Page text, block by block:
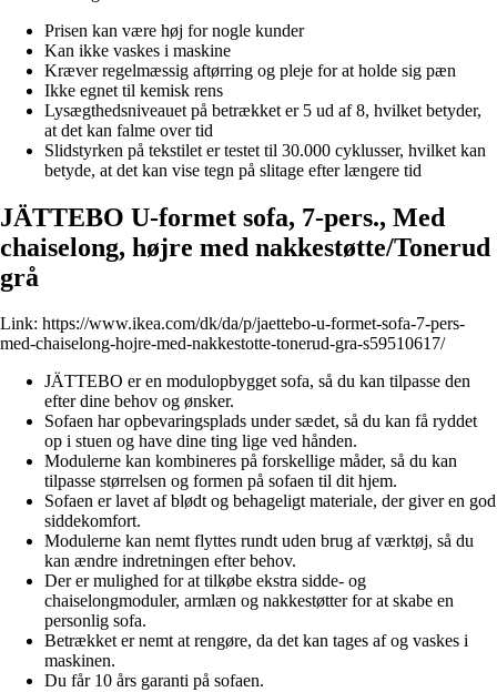
Prisen kan være høj for nogle kunder
Kan ikke vaskes i maskine
Kræver regelmæssig aftørring og pleje for at holde sig pæn
Ikke egnet til kemisk rens
Lysægthedsniveauet på betrækket er 5 ud af 8, hvilket betyder,
at det kan falme over tid
Slidstyrken på tekstilet er testet til 30.000 cyklusser, hvilket kan
betyde, at det kan vise tegn på slitage efter længere tid
JÄTTEBO U-formet sofa, 7-pers., Med
chaiselong, højre med nakkestøtte/Tonerud
grå
Link: https://www.ikea.com/dk/da/p/jaettebo-u-formet-sofa-7-pers-
med-chaiselong-hojre-med-nakkestotte-tonerud-gra-s59510617/
JÄTTEBO er en modulopbygget sofa, så du kan tilpasse den
efter dine behov og ønsker.
Sofaen har opbevaringsplads under sædet, så du kan få ryddet
op i stuen og have dine ting lige ved hånden.
Modulerne kan kombineres på forskellige måder, så du kan
tilpasse størrelsen og formen på sofaen til dit hjem.
Sofaen er lavet af blødt og behageligt materiale, der giver en god
siddekomfort.
Modulerne kan nemt flyttes rundt uden brug af værktøj, så du
kan ændre indretningen efter behov.
Der er mulighed for at tilkøbe ekstra sidde- og
chaiselongmoduler, armlæn og nakkestøtter for at skabe en
personlig sofa.
Betrækket er nemt at rengøre, da det kan tages af og vaskes i
maskinen.
Du får 10 års garanti på sofaen.